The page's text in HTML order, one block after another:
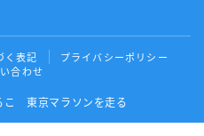
く表記
プライバシーポリシー
合わせ
東京マラソンを走る